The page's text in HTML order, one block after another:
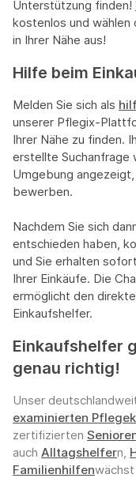
Unterstützung finden!
kostenlos und wählen
in Ihrer Nähe aus!
Hilfe beim
Melden Sie sich als
unserer Pflegix-
Ihrer Nähe zu finden.
erstellte Suchanfrage
Umgebung
bewerben.
Nachdem Sie sich
entschieden haben,
und Sie erhalten
Ihrer Einkäufe. Die
ermöglicht den
Einkaufshelfer.
Einkaufshelfer
genau richtig!
Unser
examinierten
zertifizierten
auch Alltagshelfern,
Familienhilfenwächst